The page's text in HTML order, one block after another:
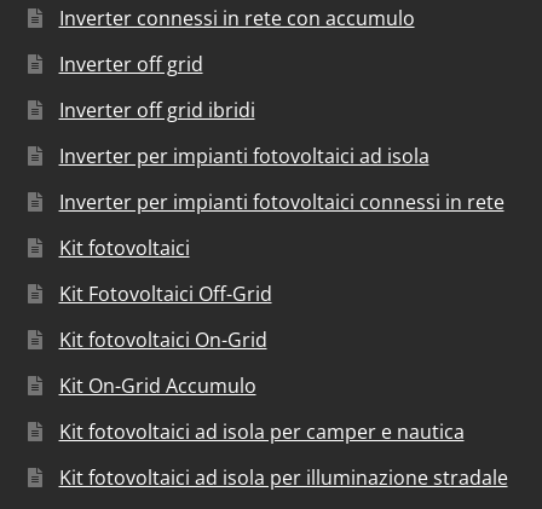
Inverter connessi in rete con accumulo
Inverter off grid
Inverter off grid ibridi
Inverter per impianti fotovoltaici ad isola
Inverter per impianti fotovoltaici connessi in rete
Kit fotovoltaici
Kit Fotovoltaici Off-Grid
Kit fotovoltaici On-Grid
Kit On-Grid Accumulo
Kit fotovoltaici ad isola per camper e nautica
Kit fotovoltaici ad isola per illuminazione stradale